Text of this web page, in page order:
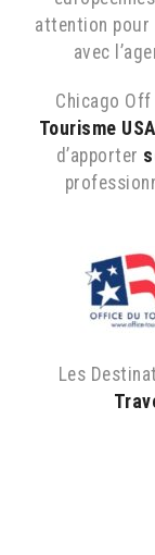
attention pour
avec
Chicago Off
Tourisme USA
d’apporter
Les